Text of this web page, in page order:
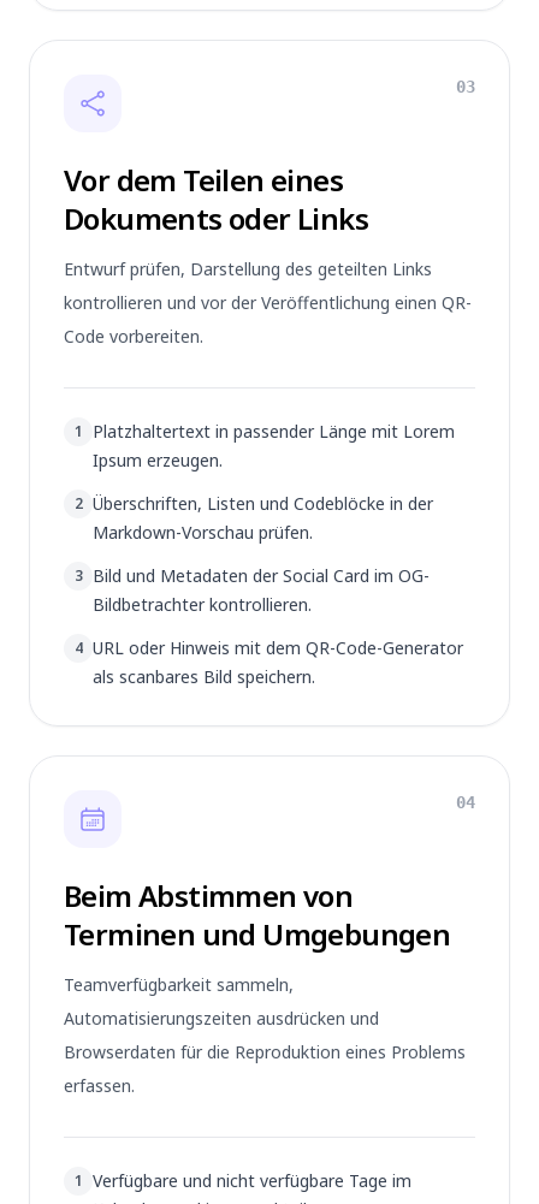
03
Vor dem Teilen eines
Dokuments oder Links
Entwurf prüfen, Darstellung des geteilten Links
kontrollieren und vor der Veröffentlichung einen QR-
Code vorbereiten.
1
Platzhaltertext in passender Länge mit Lorem
Ipsum erzeugen.
2 Überschriften, Listen und Codeblöcke in der
Markdown-Vorschau prüfen.
3 Bild und Metadaten der Social Card im OG-
Bildbetrachter kontrollieren.
4 URL oder Hinweis mit dem QR-Code-Generator
als scanbares Bild speichern.
04
Beim Abstimmen von
Terminen und Umgebungen
Teamverfügbarkeit sammeln,
Automatisierungszeiten ausdrücken und
Browserdaten für die Reproduktion eines Problems
erfassen.
1 Verfügbare und nicht verfügbare Tage im